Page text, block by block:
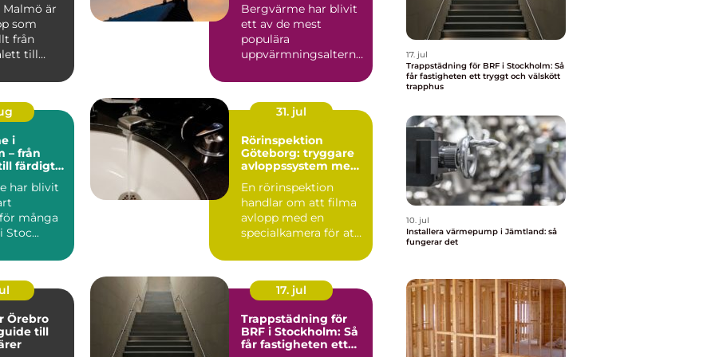
Malmö är
som
från
till
Bergvärme har blivit
ett av de mest
populära
uppvärmningsalterna
i
– från
färdigt
har blivit
många
Stoc...
31. jul
Rörinspektion
Göteborg: tryggare
avloppssystem med
En rörinspektion
handlar om att filma
avlopp med en
specialkamera för att
Örebro
till
17. jul
Trappstädning för
BRF i Stockholm: Så
får fastigheten ett
17. jul
Trappstädning för BRF i Stockholm: Så
får fastigheten ett tryggt och välskött
trapphus
10. jul
Installera värmepump i Jämtland: så
fungerar det